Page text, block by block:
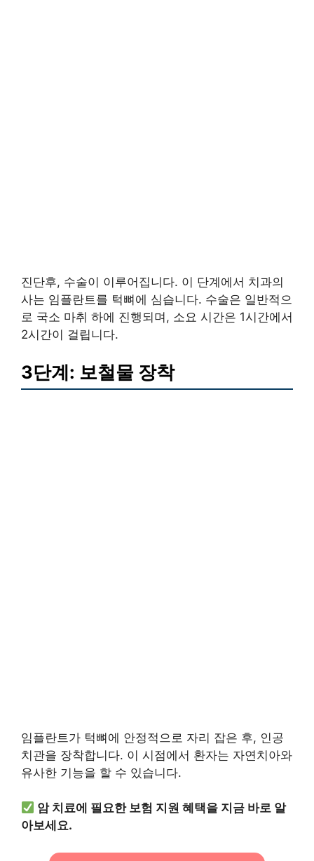
진단후, 수술이 이루어집니다. 이 단계에서 치과의
사는 임플란트를 턱뼈에 심습니다. 수술은 일반적으
로 국소 마취 하에 진행되며, 소요 시간은 1시간에서
2시간이 걸립니다.
3단계: 보철물 장착
임플란트가 턱뼈에 안정적으로 자리 잡은 후, 인공
치관을 장착합니다. 이 시점에서 환자는 자연치아와
유사한 기능을 할 수 있습니다.
암 치료에 필요한 보험 지원 혜택을 지금 바로 알
아보세요.